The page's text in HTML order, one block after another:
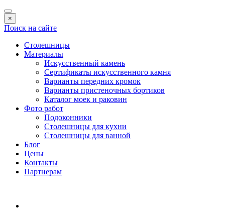
×
Поиск на сайте
Столешницы
Материалы
Искусственный камень
Сертификаты искусственного камня
Варианты передних кромок
Варианты пристеночных бортиков
Каталог моек и раковин
Фото работ
Подоконники
Столешницы для кухни
Столешницы для ванной
Блог
Цены
Контакты
Партнерам